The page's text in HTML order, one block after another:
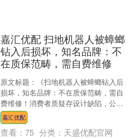
嘉汇优配 扫地机器人被蟑螂
钻入后损坏，知名品牌：不
在质保范畴，需自费维修
原文标题：《扫地机器人被蟑螂钻入后
损坏，知名品牌：不在质保范畴，需自
费维修！消费者质疑存设计缺陷，公司
回应：生物习性问题所致，难以绝对阻
隔》 近日，多位云鲸扫地....
嘉汇优配
查看：75 分类： 天盛优配官网